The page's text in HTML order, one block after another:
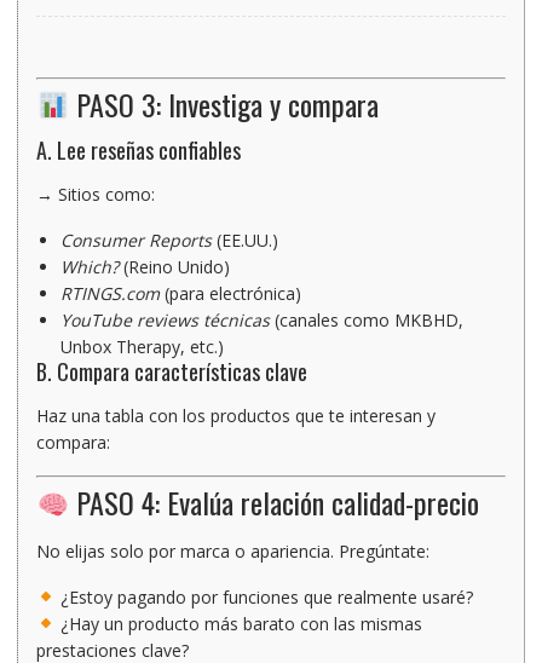
PASO 3: Investiga y compara
A. Lee reseñas confiables
→ Sitios como:
Consumer Reports(EE.UU.)
Which?(Reino Unido)
RTINGS.com(para electrónica)
YouTube reviews técnicas(canales como MKBHD,
Unbox Therapy, etc.)
B. Compara características clave
Haz una tabla con los productos que te interesan y
compara:
PASO 4: Evalúa relación calidad-precio
No elijas solo por marca o apariencia. Pregúntate:
¿Estoy pagando por funciones que realmente usaré?
¿Hay un producto más barato con las mismas
prestaciones clave?